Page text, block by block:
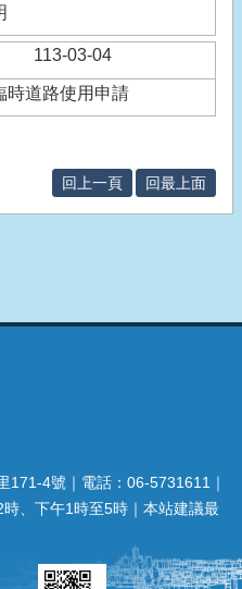
113-03-04
時道路使用申請
回上一頁 回最上面
171-4號｜電話：06-5731611｜
、下午1時至5時｜本站建議最